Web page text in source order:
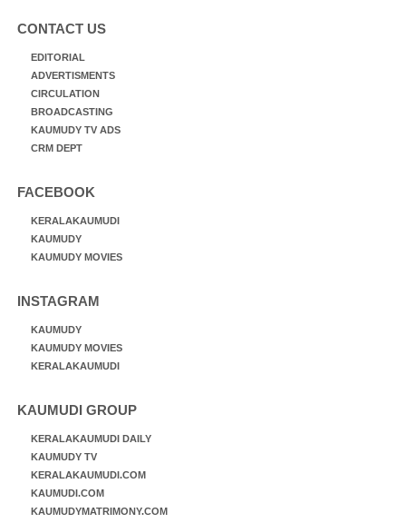
CONTACT US
EDITORIAL
ADVERTISMENTS
CIRCULATION
BROADCASTING
KAUMUDY TV ADS
CRM DEPT
FACEBOOK
KERALAKAUMUDI
KAUMUDY
KAUMUDY MOVIES
INSTAGRAM
KAUMUDY
KAUMUDY MOVIES
KERALAKAUMUDI
KAUMUDI GROUP
KERALAKAUMUDI DAILY
KAUMUDY TV
KERALAKAUMUDI.COM
KAUMUDI.COM
KAUMUDYMATRIMONY.COM